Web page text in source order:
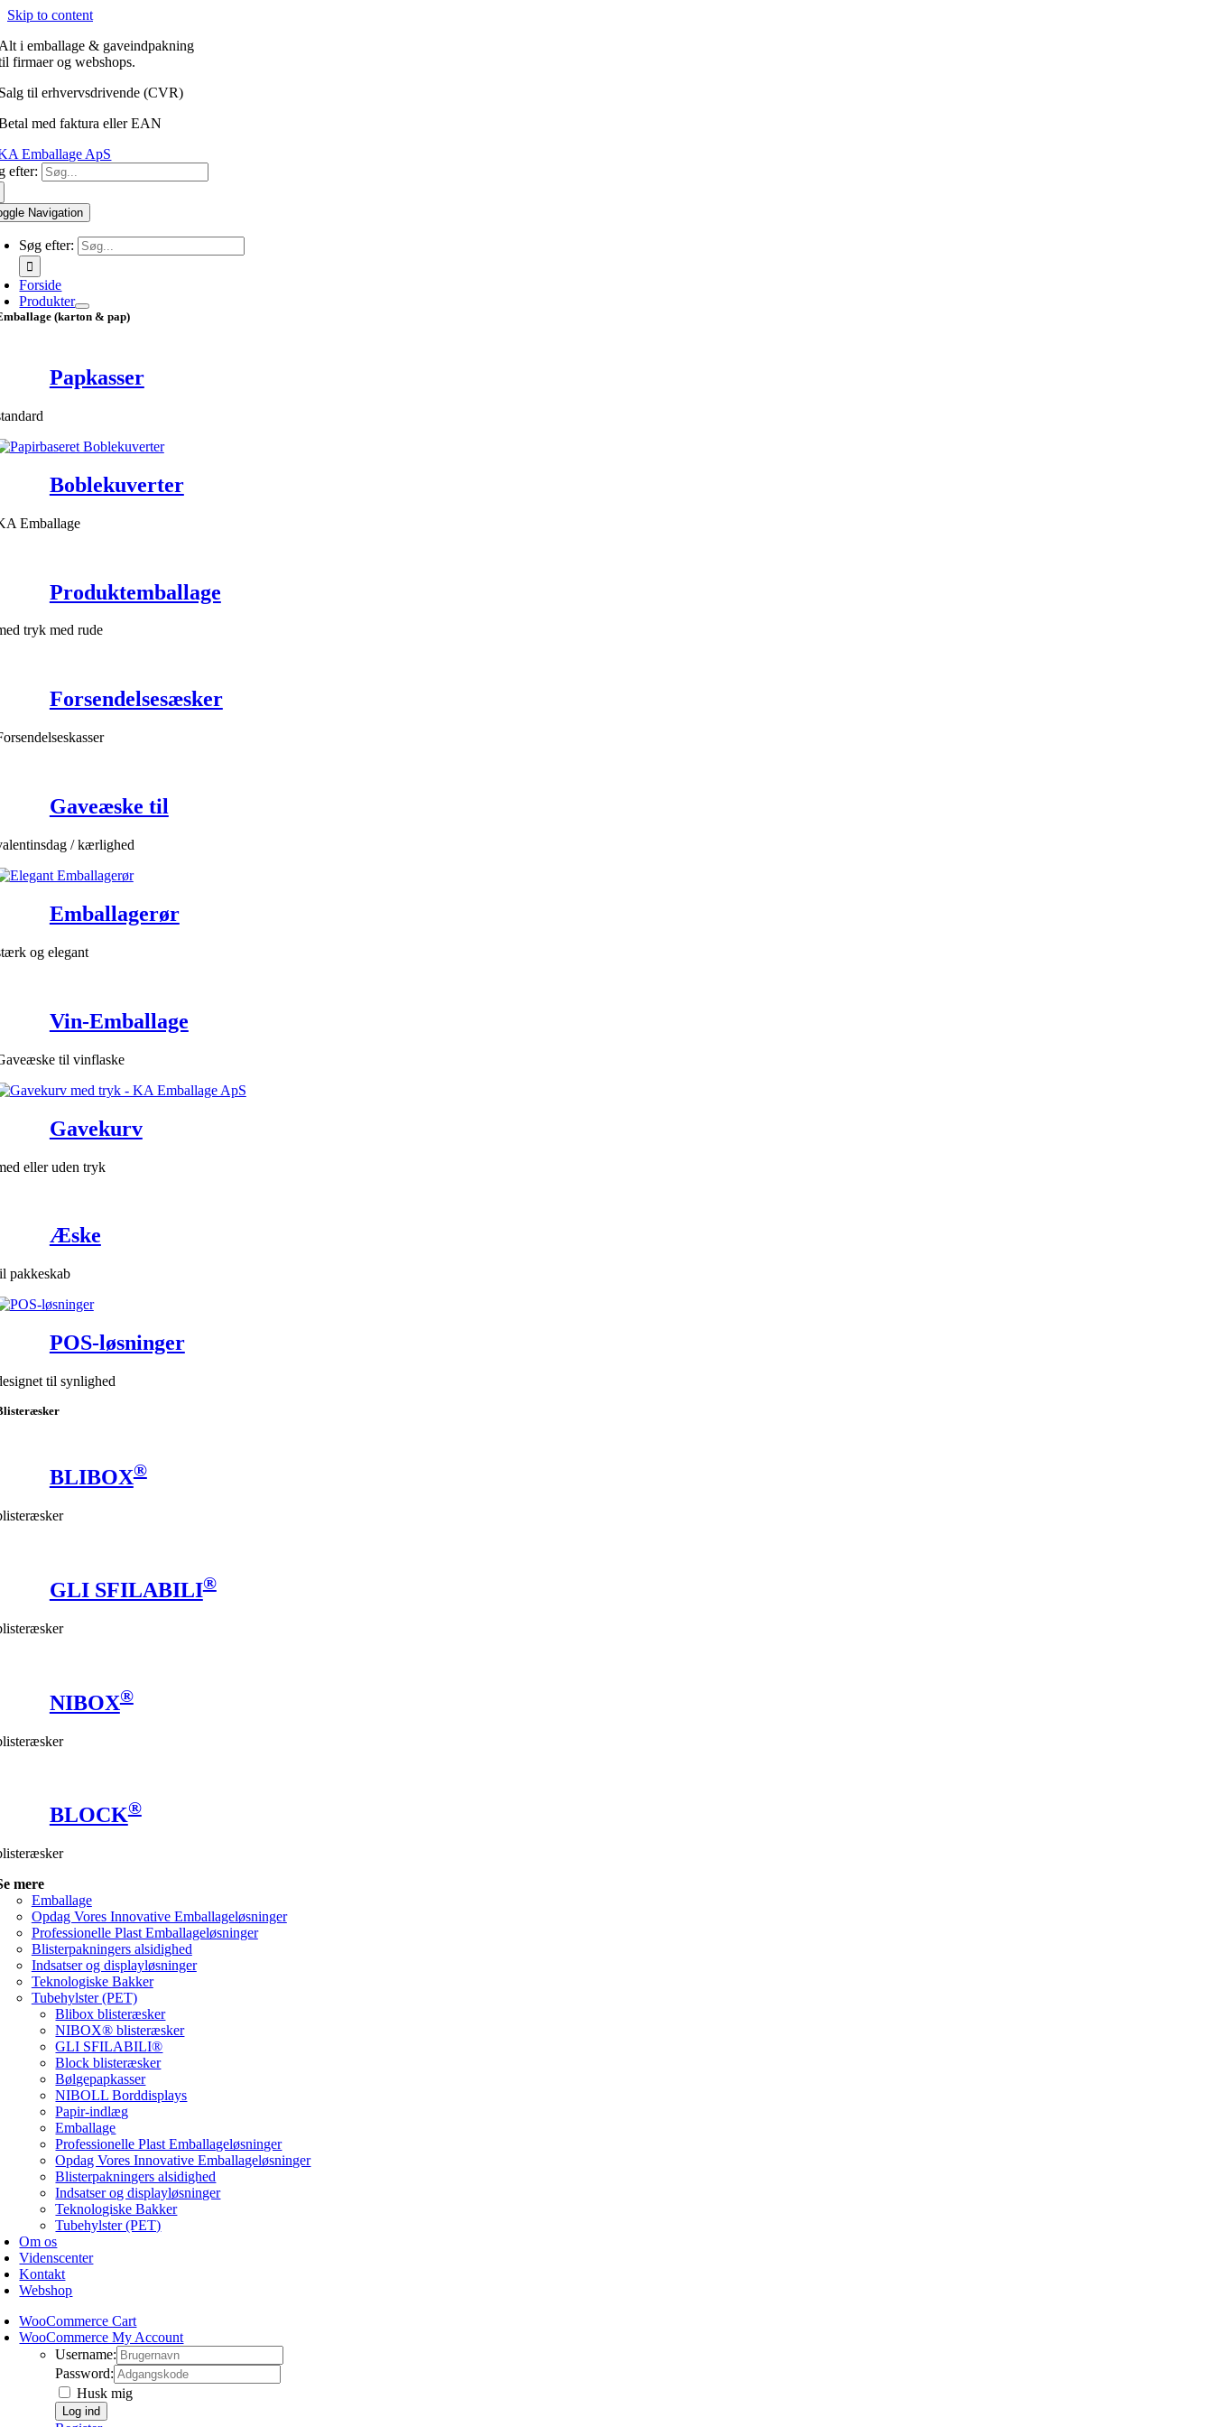
Skip to content
i emballage & gaveindpakning
firmaer og webshops.
til erhvervsdrivende (CVR)
med faktura eller EAN
efter:
Navigation
Søg efter:
Forside
Produkter
(karton & pap)
Papkasser
Boblekuverter
Emballage
Produktemballage
tryk med rude
Forsendelsesæsker
Gaveæske til
/ kærlighed
Emballagerør
og elegant
Vin-Emballage
til vinflaske
Gavekurv
eller uden tryk
Æske
pakkeskab
POS-løsninger
til synlighed
BLIBOX®
GLI SFILABILI®
NIBOX®
BLOCK®
mere
Emballage
Opdag Vores Innovative Emballageløsninger
Professionelle Plast Emballageløsninger
Blisterpakningers alsidighed
Indsatser og displayløsninger
Teknologiske Bakker
Tubehylster (PET)
Blibox blisteræsker
NIBOX® blisteræsker
GLI SFILABILI®
Block blisteræsker
Bølgepapkasser
NIBOLL Borddisplays
Papir-indlæg
Emballage
Professionelle Plast Emballageløsninger
Opdag Vores Innovative Emballageløsninger
Blisterpakningers alsidighed
Indsatser og displayløsninger
Teknologiske Bakker
Tubehylster (PET)
Om os
Videnscenter
Kontakt
Webshop
WooCommerce Cart
WooCommerce My Account
Username:
Password:
Husk mig